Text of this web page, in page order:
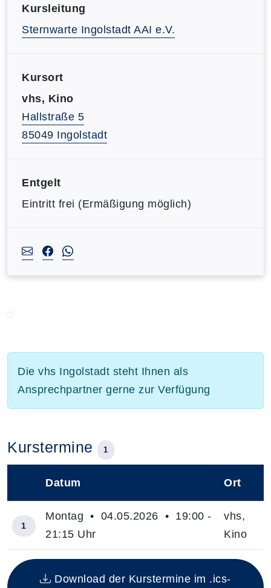
Kursleitung
Sternwarte Ingolstadt AAI e.V.
Kursort
vhs, Kino
Hallstraße 5
85049 Ingolstadt
Entgelt
Eintritt frei (Ermäßigung möglich)
Die vhs Ingolstadt steht Ihnen als
Ansprechpartner gerne zur Verfügung
Kurstermine 1
Insgesamt gibt es 1 Termine zum diesen Kurs
Datum Ort
1
Montag • 04.05.2026 • 19:00 -
21:15 Uhr
vhs,
Kino
Download der Kurstermine im .ics-